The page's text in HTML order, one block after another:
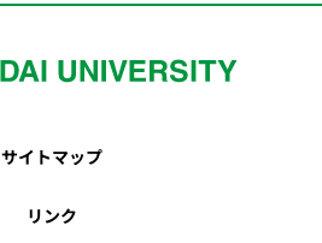
サイトマップ
リンク